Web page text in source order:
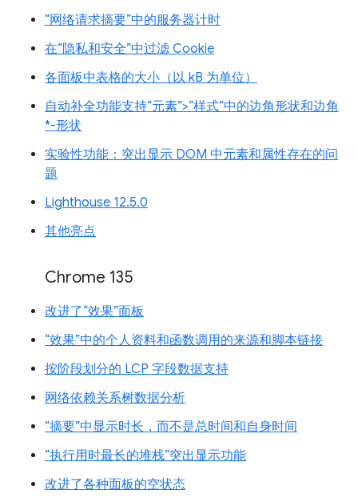
“网络请求摘要”中的服务器计时
在“隐私和安全”中过滤 Cookie
各面板中表格的大小（以 kB 为单位）
自动补全功能支持“元素”>“样式”中的边角形状和边角
*-形状
实验性功能：突出显示 DOM 中元素和属性存在的问
题
Lighthouse 12.5.0
其他亮点
Chrome 135
改进了“效果”面板
“效果”中的个人资料和函数调用的来源和脚本链接
按阶段划分的 LCP 字段数据支持
网络依赖关系树数据分析
“摘要”中显示时长，而不是总时间和自身时间
“执行用时最长的堆栈”突出显示功能
改进了各种面板的空状态